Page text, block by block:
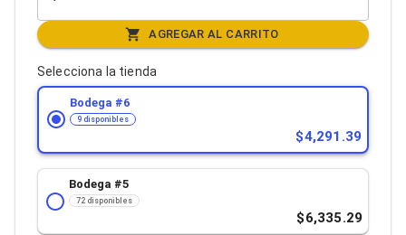
Racks y Gabinetes
Charolas para Racks y Gabinetes
Cableado Estructurado para Servidores
Cables KVM
Fuentes de Poder
Enfriamiento para Servidores
Sistemas Operativos para Servidores
Servidores
Soportes de Datos
Ultrium
Discos Duros / SSD / NAS
AGREGAR AL CARRITO
Selecciona la tienda
Bodega #6
9 disponibles
4,291.39
Bodega #5
72 disponibles
6,335.29